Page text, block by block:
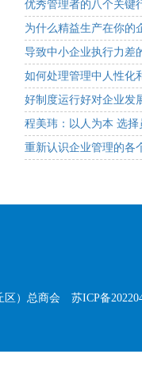
优秀管理者的八个关键
为什么精益生产在你的
导致中小企业执行力差
如何处理管理中人性化
好制度运行好对企业发
程美玮：以人为本 选
重新认识企业管理的各
区）总商会 苏ICP备